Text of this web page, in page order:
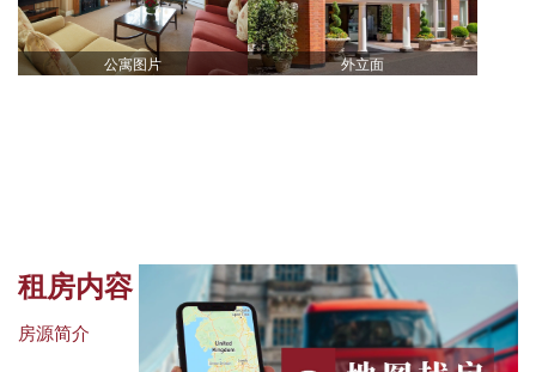
公寓图片 外立面
租房内容
房源简介